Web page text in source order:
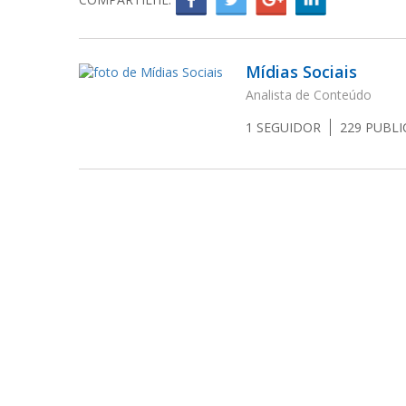
Mídias Sociais
Analista de Conteúdo
1 SEGUIDOR 229